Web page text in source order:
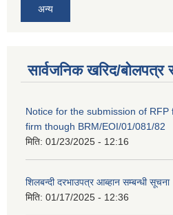
अन्य
सार्वजनिक खरिद/बोलपत्र
Notice for the submission of
firm though BRM/EOI/01/081/82
मिति: 01/23/2025 - 12:16
शिलबन्दी दरभाउपत्र आब्हान सम्बन्धी सूचना
मिति: 01/17/2025 - 12:36